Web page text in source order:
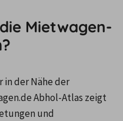
Mietwagen-
in der Nähe der
Abhol-Atlas zeigt
und